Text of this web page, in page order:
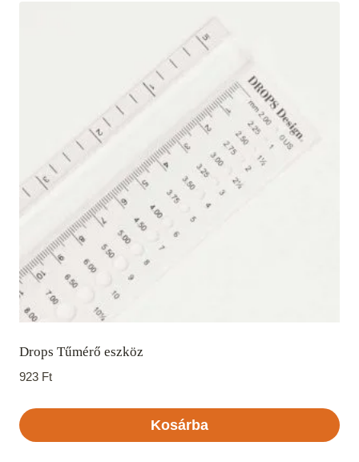
Drops Tűmérő eszköz
923 Ft
Kosárba